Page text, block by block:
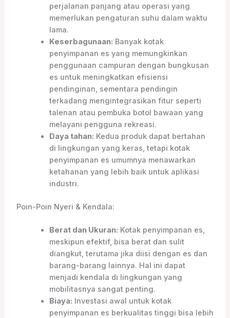
perjalanan panjang atau operasi yang
memerlukan pengaturan suhu dalam waktu
lama.
Keserbagunaan: Banyak kotak
penyimpanan es yang memungkinkan
penggunaan campuran dengan bungkusan
es untuk meningkatkan efisiensi
pendinginan, sementara pendingin
terkadang mengintegrasikan fitur seperti
talenan atau pembuka botol bawaan yang
melayani pengguna rekreasi.
Daya tahan: Kedua produk dapat bertahan
di lingkungan yang keras, tetapi kotak
penyimpanan es umumnya menawarkan
ketahanan yang lebih baik untuk aplikasi
industri.
Poin-Poin Nyeri & Kendala:
Berat dan Ukuran: Kotak penyimpanan es,
meskipun efektif, bisa berat dan sulit
diangkut, terutama jika diisi dengan es dan
barang-barang lainnya. Hal ini dapat
menjadi kendala di lingkungan yang
mobilitasnya sangat penting.
Biaya: Investasi awal untuk kotak
penyimpanan es berkualitas tinggi bisa lebih